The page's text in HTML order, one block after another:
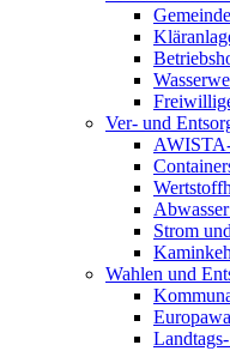
Ver- und
Strom
Wahlen und